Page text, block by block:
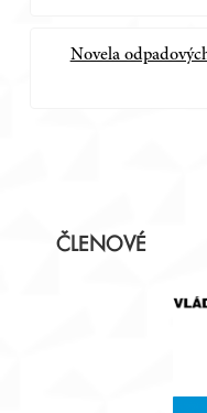
příspěvek
Novela
ČLENOVÉ